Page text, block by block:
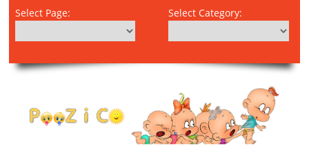
Select Page: Select Category: